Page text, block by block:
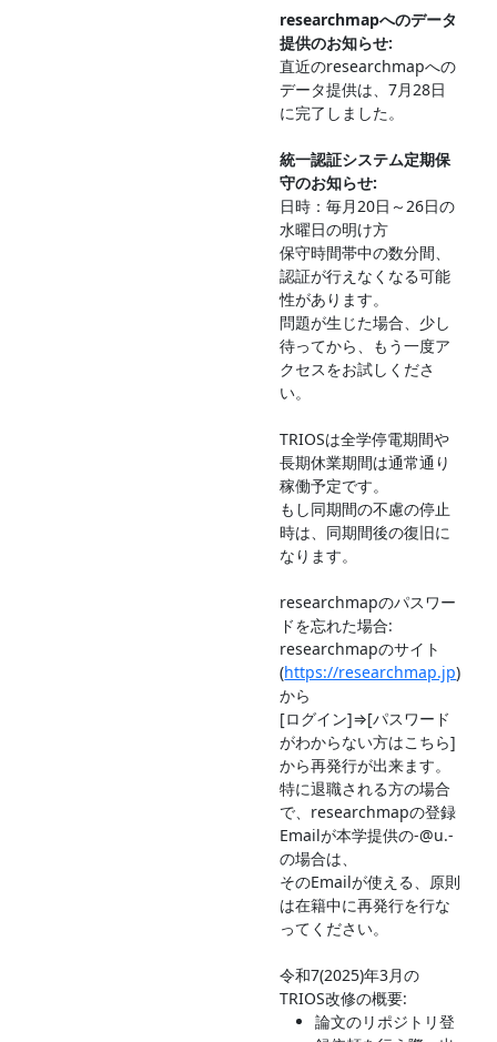
researchmapへのデータ
提供のお知らせ:
直近のresearchmapへの
データ提供は、7月28日
に完了しました。
統一認証システム定期保
守のお知らせ:
日時：毎月20日～26日の
水曜日の明け方
保守時間帯中の数分間、
認証が行えなくなる可能
性があります。
問題が生じた場合、少し
待ってから、もう一度ア
クセスをお試しくださ
い。
TRIOSは全学停電期間や
長期休業期間は通常通り
稼働予定です。
もし同期間の不慮の停止
時は、同期間後の復旧に
なります。
researchmapのパスワー
ドを忘れた場合:
researchmapのサイト
(https://researchmap.jp)
から
[ログイン]⇒[パスワード
がわからない方はこちら]
から再発行が出来ます。
特に退職される方の場合
で、researchmapの登録
Emailが本学提供の-@u.-
の場合は、
そのEmailが使える、原則
は在籍中に再発行を行な
ってください。
令和7(2025)年3月の
TRIOS改修の概要:
論文のリポジトリ登